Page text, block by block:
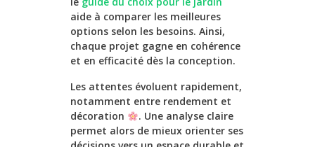
aide à comparer les meilleures
options selon les besoins. Ainsi,
chaque projet gagne en cohérence
et en efficacité dès la conception.
Les attentes évoluent rapidement,
notamment entre rendement et
décoration
. Une analyse claire
permet alors de mieux orienter ses